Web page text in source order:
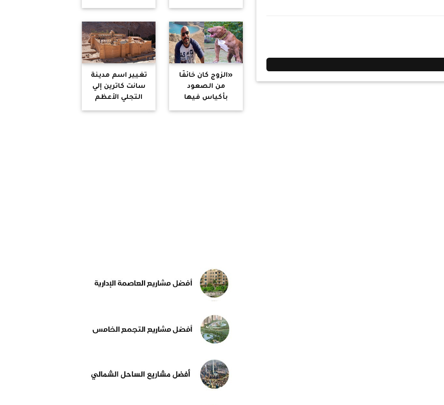
الانبا صموئيل
واالنطق بالحكم 8
مايو
«الزوج كان خائفًا
من الصعود
بأكياس فيها
تغيير اسم مدينة
سانت كاترين إلي
التجلي الأعظم